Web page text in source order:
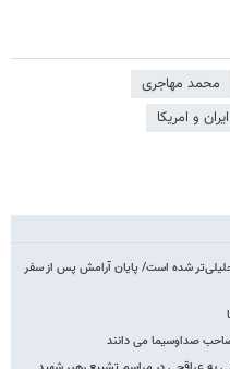
محمد مهاجری
و امریکا
جلیلی‌تر شده است/ پایان آرامش پس از سفر
صاحب صداوسیما می دانند